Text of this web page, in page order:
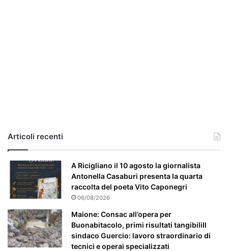
e
p
t
c
o
l
a
Articoli recenti
A Ricigliano il 10 agosto la giornalista
Antonella Casaburi presenta la quarta
raccolta del poeta Vito Caponegri
06/08/2026
Maione: Consac all’opera per
Buonabitacolo, primi risultati tangibiliIl
sindaco Guercio: lavoro straordinario di
tecnici e operai specializzati